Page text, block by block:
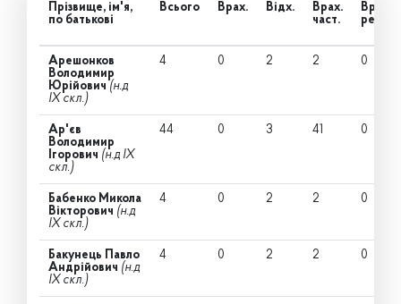
Прізвище, ім'я,
по батькові
Всього Врах. Відх.
Врах.
част.
Врах.
ред.
Арешонков
Володимир
Юрійович (н.д
IX скл.)
4 0 2 2 0
Ар'єв
Володимир
Ігорович (н.д IX
скл.)
44 0 3 41 0
Бабенко Микола
Вікторович (н.д
IX скл.)
4 0 2 2 0
Бакунець Павло
Андрійович (н.д
IX скл.)
4 0 2 2 0